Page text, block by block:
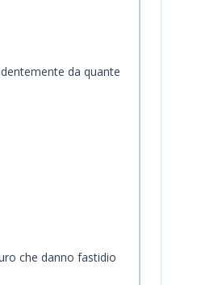
da quante
che danno fastidio